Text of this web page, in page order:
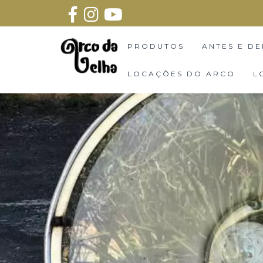
PRODUTOS ANTES E
LOCAÇÕES DO ARCO